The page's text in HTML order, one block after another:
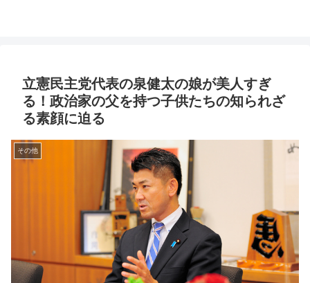
立憲民主党代表の泉健太の娘が美人すぎ
る！政治家の父を持つ子供たちの知られざ
る素顔に迫る
その他